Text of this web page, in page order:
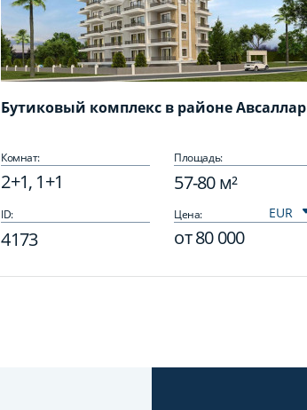
Бутиковый комплекс в районе Авсаллар
Комнат:
2+1, 1+1
Площадь:
57-80 м²
ID:
4173
Цена:
от80 000